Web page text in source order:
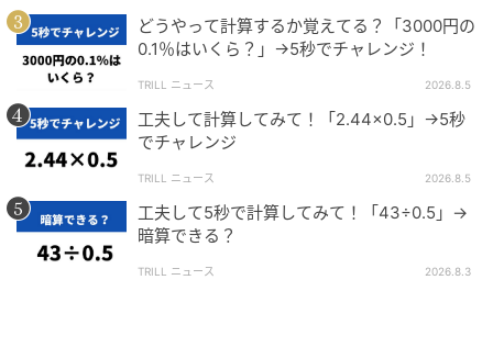
まとめ
複数の割り算は、今回の問題のように「割る数を掛け
合わせて一つの割り算」にできます。
=a÷(b×c)
※0で割る割り算は定義不可能なのでbとcは0以外の数
どうやって計算するか覚えてる？「3000円の
0.1％はいくら？」→5秒でチャレンジ！
TRILL ニュース 2026.8.5
工夫して計算してみて！「2.44×0.5」→5秒
でチャレンジ
TRILL ニュース 2026.8.5
工夫して5秒で計算してみて！「43÷0.5」→
暗算できる？
TRILL ニュース 2026.8.3